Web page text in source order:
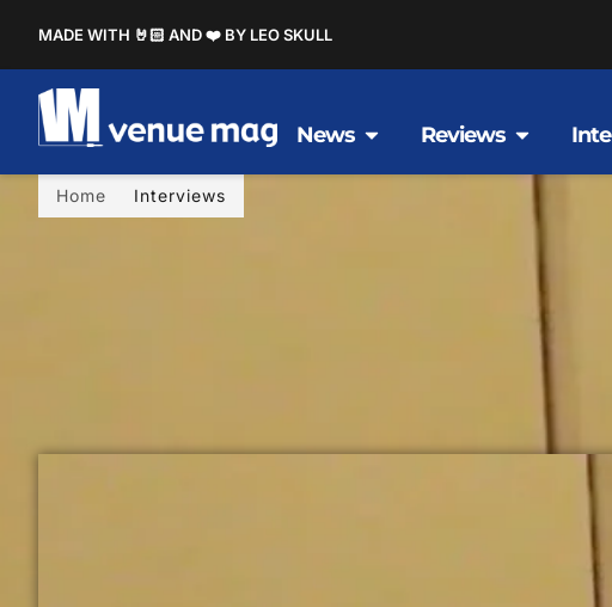
MADE WITH 🤘🏻 AND ❤️ BY LEO SKULL
News Reviews
Home Interviews